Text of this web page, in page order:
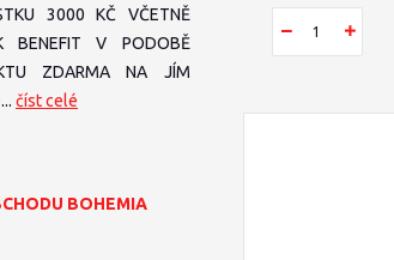
3000 KČ VČETNĚ
BENEFIT V PODOBĚ
ZDARMA NA JÍM
číst celé
BOHEMIA